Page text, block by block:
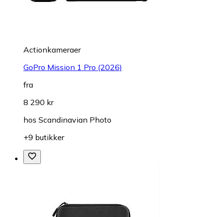
Actionkameraer
GoPro Mission 1 Pro (2026)
fra
8 290 kr
hos Scandinavian Photo
+9 butikker